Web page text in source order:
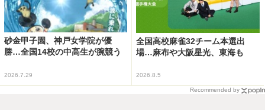
砂金甲子園、神戸女学院が優
勝…全国14校の中高生が腕競う
2026.7.29
全国高校麻雀32チーム本選出
場…麻布や大阪星光、東海も
2026.8.5
Recommended by